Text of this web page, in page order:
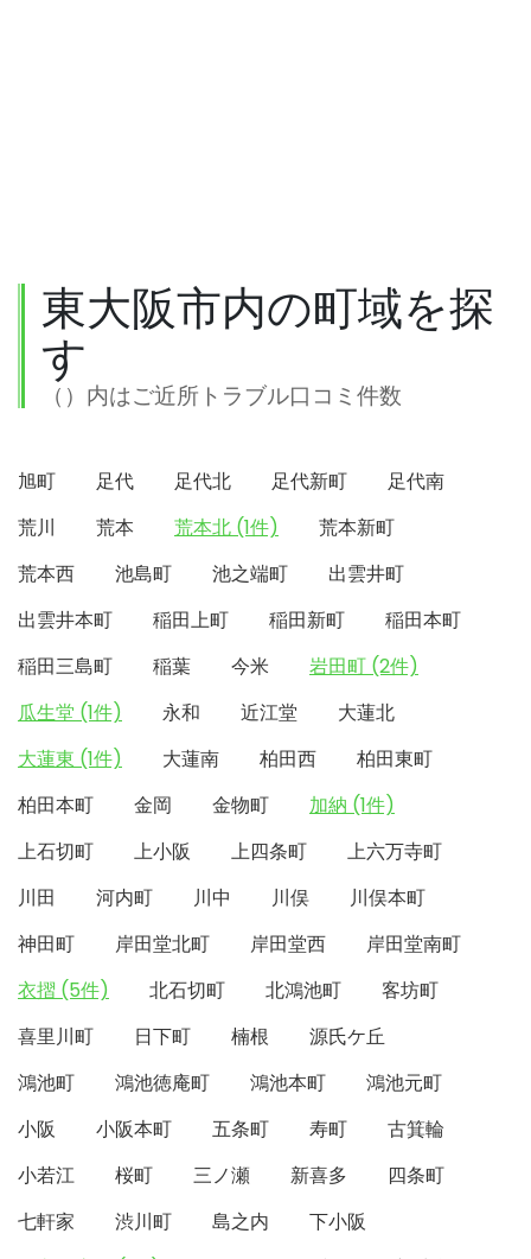
東大阪市内の町域を探
す
（）内はご近所トラブル口コミ件数
旭町 足代 足代北 足代新町
足代南
荒川
荒本 荒本北 (1件)
荒本新町
荒本西
池島町 池之端町
出雲井町
出雲井本町
稲田上町 稲田新町
稲田本町
稲田三島町
稲葉 今米
岩田町 (2件)
瓜生堂 (1件)
永和 近江堂
大蓮北
大蓮東 (1件)
大蓮南 柏田西
柏田東町
柏田本町
金岡 金物町
加納 (1件)
上石切町
上小阪 上四条町
上六万寺町
川田
河内町 川中 川俣
川俣本町
神田町
岸田堂北町 岸田堂西
岸田堂南町
衣摺 (5件)
北石切町 北鴻池町
客坊町
喜里川町
日下町 楠根
源氏ケ丘
鴻池町
鴻池徳庵町 鴻池本町
鴻池元町
小阪
小阪本町 五条町 寿町
古箕輪
小若江
桜町 三ノ瀬 新喜多
四条町
七軒家
渋川町 島之内
下小阪